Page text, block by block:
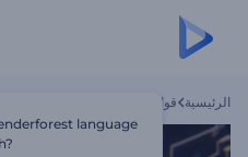
الرئيسية قوالب
language